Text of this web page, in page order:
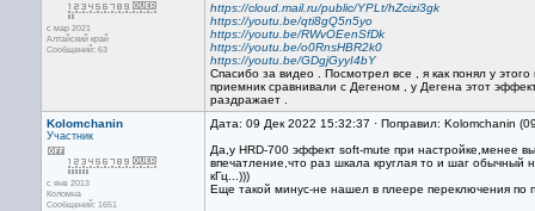
с мар 2021
Алтайский край
Сообщений: 63
https://cloud.mail.ru/public/YPLt/hZcizi3gk
https://youtu.be/qti8gQ5n5yo
https://youtu.be/RWvOEenSfDk
https://youtu.be/o0RnsHBR2k0
https://youtu.be/GDgjGyyI4bY
Спасибо за видео . Посмотрел все , я как понял у
приемник сравнивали с Дегеном , у Дегена этот
раздражает .
Kolomchanin
Участник
с янв 2013
Коломна
Сообщений: 1651
Дата: 09 Дек 2022 15:32:37 · Поправил: Kolomchanin
Да,у HRD-700 эффект soft-mute при настройке,менее
впечатление,что раз шкала круглая то и шаг
кГц...)))
Еще такой минус-не нашел в плеере переключения по